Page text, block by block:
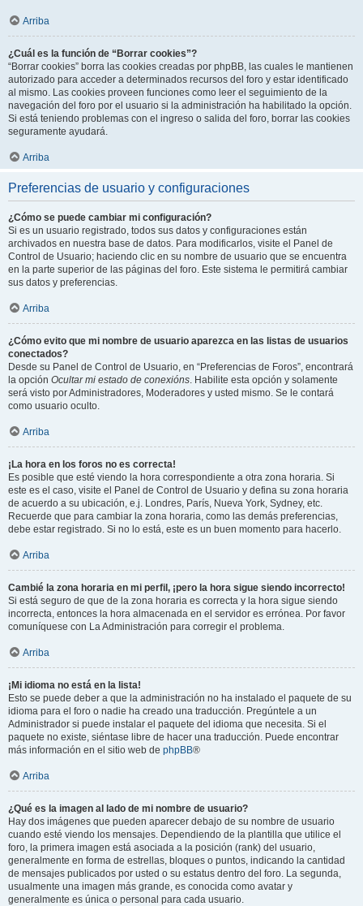
Arriba
¿Cuál es la función de “Borrar cookies”?
“Borrar cookies” borra las cookies creadas por phpBB, las cuales le mantienen
autorizado para acceder a determinados recursos del foro y estar identificado
al mismo. Las cookies proveen funciones como leer el seguimiento de la
navegación del foro por el usuario si la administración ha habilitado la opción.
Si está teniendo problemas con el ingreso o salida del foro, borrar las cookies
seguramente ayudará.
Arriba
Preferencias de usuario y configuraciones
¿Cómo se puede cambiar mi configuración?
Si es un usuario registrado, todos sus datos y configuraciones están
archivados en nuestra base de datos. Para modificarlos, visite el Panel de
Control de Usuario; haciendo clic en su nombre de usuario que se encuentra
en la parte superior de las páginas del foro. Este sistema le permitirá cambiar
sus datos y preferencias.
Arriba
¿Cómo evito que mi nombre de usuario aparezca en las listas de usuarios
conectados?
Desde su Panel de Control de Usuario, en “Preferencias de Foros”, encontrará
la opción Ocultar mi estado de conexións. Habilite esta opción y solamente
será visto por Administradores, Moderadores y usted mismo. Se le contará
como usuario oculto.
Arriba
¡La hora en los foros no es correcta!
Es posible que esté viendo la hora correspondiente a otra zona horaria. Si
este es el caso, visite el Panel de Control de Usuario y defina su zona horaria
de acuerdo a su ubicación, e.j. Londres, París, Nueva York, Sydney, etc.
Recuerde que para cambiar la zona horaria, como las demás preferencias,
debe estar registrado. Si no lo está, este es un buen momento para hacerlo.
Arriba
Cambié la zona horaria en mi perfil, ¡pero la hora sigue siendo incorrecto!
Si está seguro de que de la zona horaria es correcta y la hora sigue siendo
incorrecta, entonces la hora almacenada en el servidor es errónea. Por favor
comuníquese con La Administración para corregir el problema.
Arriba
¡Mi idioma no está en la lista!
Esto se puede deber a que la administración no ha instalado el paquete de su
idioma para el foro o nadie ha creado una traducción. Pregúntele a un
Administrador si puede instalar el paquete del idioma que necesita. Si el
paquete no existe, siéntase libre de hacer una traducción. Puede encontrar
más información en el sitio web de phpBB®
Arriba
¿Qué es la imagen al lado de mi nombre de usuario?
Hay dos imágenes que pueden aparecer debajo de su nombre de usuario
cuando esté viendo los mensajes. Dependiendo de la plantilla que utilice el
foro, la primera imagen está asociada a la posición (rank) del usuario,
generalmente en forma de estrellas, bloques o puntos, indicando la cantidad
de mensajes publicados por usted o su estatus dentro del foro. La segunda,
usualmente una imagen más grande, es conocida como avatar y
generalmente es única o personal para cada usuario.